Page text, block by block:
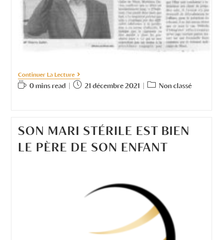
Continuer La Lecture
0 mins read 21 décembre 2021 Non classé
SON MARI STÉRILE EST BIEN
LE PÈRE DE SON ENFANT